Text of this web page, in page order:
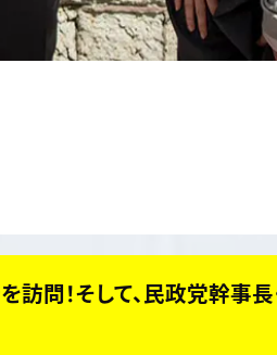
問！そして、民政党幹事長